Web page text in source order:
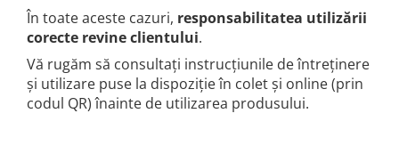
În toate aceste cazuri, responsabilitatea utilizării
corecte revine clientului.
Vă rugăm să consultați instrucțiunile de întreținere
și utilizare puse la dispoziție în colet și online (prin
codul QR) înainte de utilizarea produsului.